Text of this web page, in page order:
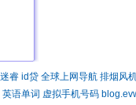
睿 id贷 全球上网导航 排烟风
英语单词 虚拟手机号码